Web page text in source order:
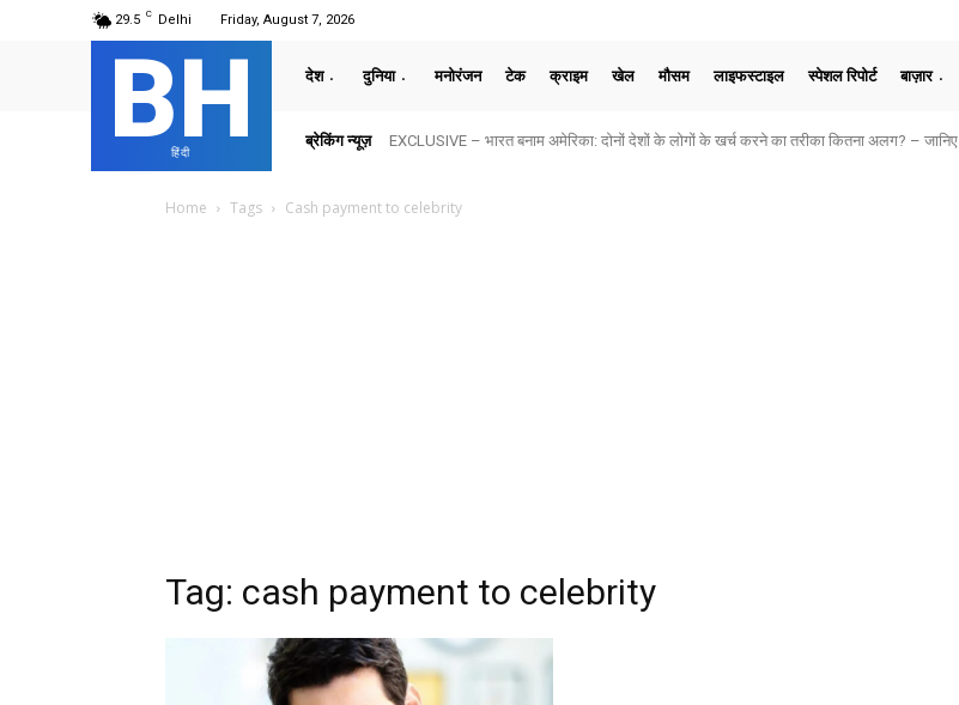
29.5 C Delhi Friday, August 7, 2026
BH
हिंदी
देश दुनिया मनोरंजन टेक क्राइम खेल मौसम लाइफस्टाइल स्पेशल रिपोर्ट बाज़ार
ब्रेकिंग न्यूज़ EXCLUSIVE – भारत बनाम अमेरिका: दोनों देशों के लोगों के खर्च करने का तरीका कितना अलग? – जानिए
Home Tags Cash payment to celebrity
Tag: cash payment to celebrity